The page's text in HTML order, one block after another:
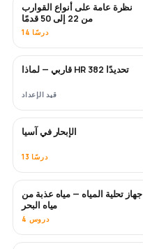
قريبًا
نظرة عامة على أنواع القوارب
من 22 إلى 50 قدمًا
14 درسًا
قريبًا قاربي — لماذا HR 382 تحديدًا
قيد الإعداد
قريبًا
الإبحار في آسيا
13 درسًا
قريبًا
جهاز تحلية المياه — مياه عذبة من
مياه البحر
4 دروس